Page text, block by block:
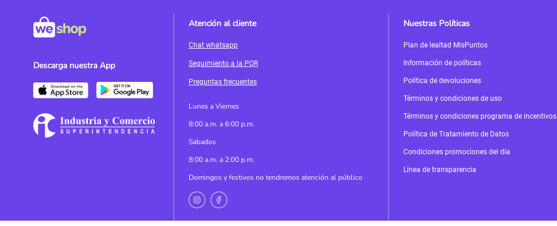
Descarga nuestra App
Atención al cliente
Chat whatsapp
Seguimiento a la PQR
Preguntas frecuentes
Lunes a Viernes
8:00 a.m. a 6:00 p.m.
Sabados
8:00 a.m. a 2:00 p.m.
Domingos y festivos no tendremos atención al público
Nuestras Políticas
Plan de lealtad MisPuntos
Información de políticas
Política de devoluciones
Términos y condiciones de uso
Términos y condiciones programa de incentivos
Política de Tratamiento de Datos
Condiciones promociones del día
Línea de transparencia